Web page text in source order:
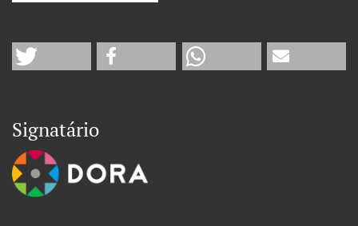
Signatário